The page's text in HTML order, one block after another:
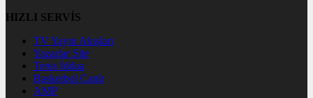
HIZLI SERVİS
TV Yayın Akışları
Yazarlar Site
Tenis İddaa
Basketbol Canlı
AMP